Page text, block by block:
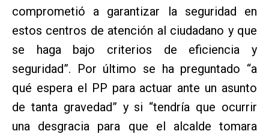
comprometió a garantizar la seguridad en
estos centros de atención al ciudadano y que
se haga bajo criterios de eficiencia y
seguridad”. Por último se ha preguntado “a
qué espera el PP para actuar ante un asunto
de tanta gravedad” y si “tendría que ocurrir
una desgracia para que el alcalde tomara